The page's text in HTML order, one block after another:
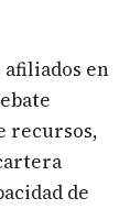
afiliados en
recursos,
de